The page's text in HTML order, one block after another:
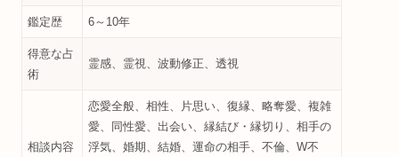
鑑定歴 6～10年
得意な占
術
霊感、霊視、波動修正、透視
相談内容
恋愛全般、相性、片思い、復縁、略奪愛、複雑
愛、同性愛、出会い、縁結び・縁切り、相手の
浮気、婚期、結婚、運命の相手、不倫、W不